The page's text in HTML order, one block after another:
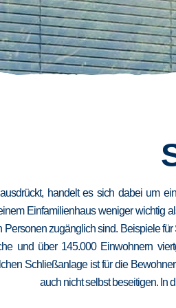
handelt es sich dabei um
Einfamilienhaus weniger wichtig
Personen zugänglich sind. Beispiele
und über 145.000 Einwohnern
Schließanlage ist für die
auch nicht selbst beseitigen. In